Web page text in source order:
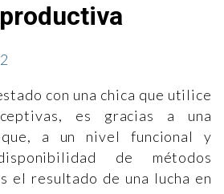
con una chica que utilice
es gracias a una
a un nivel funcional y
de métodos
el resultado de una lucha en